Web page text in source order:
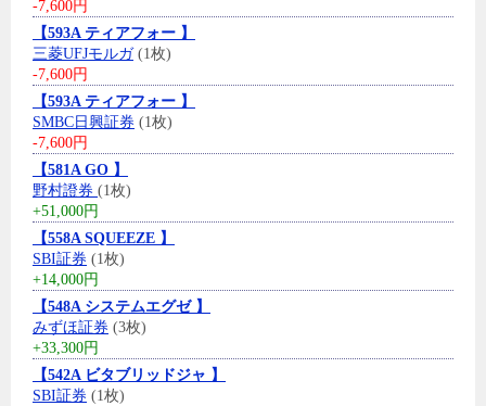
-7,600円
【593A ティアフォー 】
三菱UFJモルガ(1枚)
-7,600円
【593A ティアフォー 】
SMBC日興証券 (1枚)
-7,600円
【581A GO 】
野村證券 (1枚)
+51,000円
【558A SQUEEZE 】
SBI証券 (1枚)
+14,000円
【548A システムエグゼ 】
みずほ証券 (3枚)
+33,300円
【542A ビタブリッドジャ 】
SBI証券 (1枚)